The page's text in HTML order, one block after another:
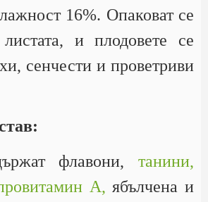
16%. Опаковат се
и плодовете се
сенчести и проветриви
флавони, танини,
А, ябълчена и